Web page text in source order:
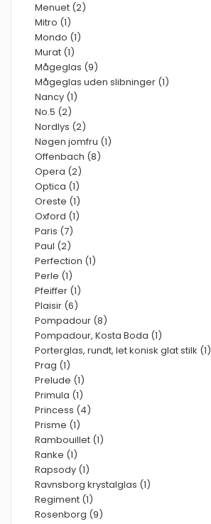
Menuet (2)
Mitro (1)
Mondo (1)
Murat (1)
Mågeglas (9)
Mågeglas uden slibninger (1)
Nancy (1)
No.5 (2)
Nordlys (2)
Nøgen jomfru (1)
Offenbach (8)
Opera (2)
Optica (1)
Oreste (1)
Oxford (1)
Paris (7)
Paul (2)
Perfection (1)
Perle (1)
Pfeiffer (1)
Plaisir (6)
Pompadour (8)
Pompadour, Kosta Boda (1)
Porterglas, rundt, let konisk glat stilk (1)
Prag (1)
Prelude (1)
Primula (1)
Princess (4)
Prisme (1)
Rambouillet (1)
Ranke (1)
Rapsody (1)
Ravnsborg krystalglas (1)
Regiment (1)
Rosenborg (9)